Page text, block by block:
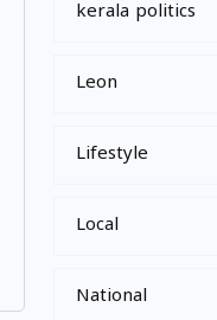
kerala politics
Leon
Lifestyle
Local
National